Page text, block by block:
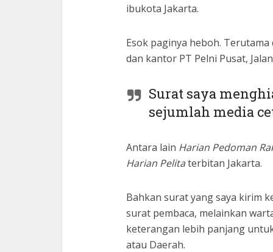
ibukota Jakarta.
Esok paginya heboh.
dan kantor PT Pelni Pusat,
Surat saya
sejumlah media
Antara lain Harian Pedoman
Harian Pelitaterbitan Jakarta.
Bahkan surat yang saya kirim
surat pembaca, melainkan
keterangan lebih panjang
atau Daerah.